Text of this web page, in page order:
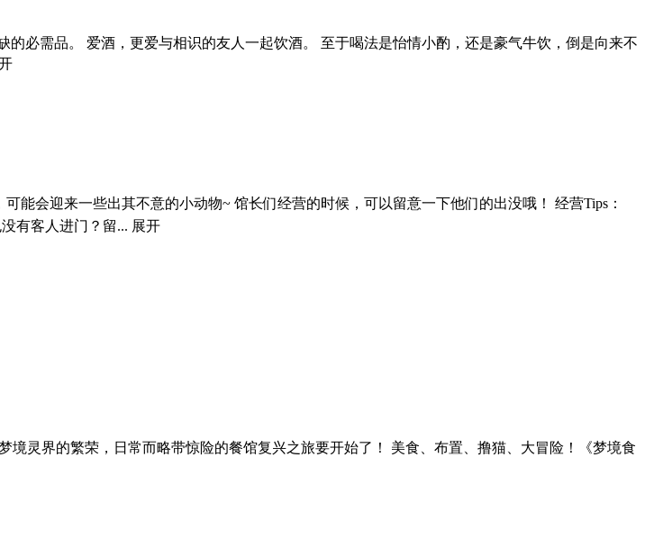
必需品。 爱酒，更爱与相识的友人一起饮酒。 至于喝法是怡情小酌，还是豪气牛饮，倒是向来不
能会迎来一些出其不意的小动物~ 馆长们经营的时候，可以留意一下他们的出没哦！ 经营Tips：
有客人进门？留... 展开
灵界的繁荣，日常而略带惊险的餐馆复兴之旅要开始了！ 美食、布置、撸猫、大冒险！《梦境食